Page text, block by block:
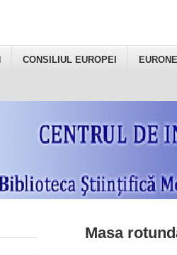
CONSILIUL EUROPEI
Masa